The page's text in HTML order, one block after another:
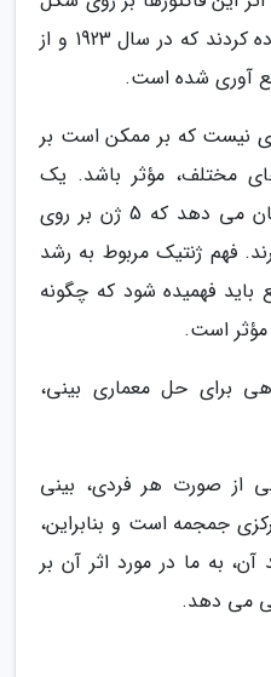
بینی، آنها از داده هایی استفاده کردند که در سال 1923 و از
نیست که بر ممکن است بر
مختلف، مؤثر باشد. یک
مطالعه در انجمن طبیعت نشان می دهد که 5 ژن بر روی
فهم ژنتیک مربوط به رشد
باید فهمیده شود که چگونه
مؤثر است.
برای حل معماری بینی،
از صورت هر فردی، بینی
جمجمه است و بنابراین،
به ما در مورد اثر آن بر
می دهد.